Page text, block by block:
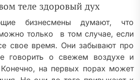
теле здоровый дух
бизнесмены думают, что
только в том случае, если
свое время. Они забывают про
говорить о свежем воздухе и
Конечно, на первых порах может